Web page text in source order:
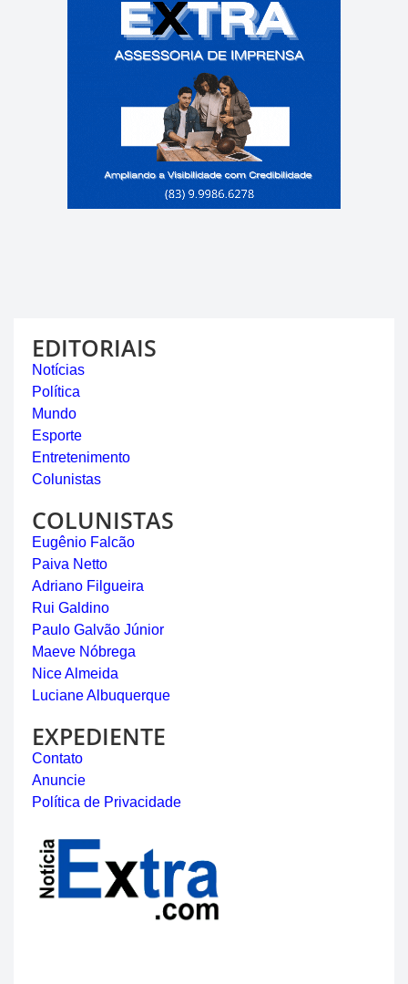
EDITORIAIS
Notícias
Política
Mundo
Esporte
Entretenimento
Colunistas
COLUNISTAS
Eugênio Falcão
Paiva Netto
Adriano Filgueira
Rui Galdino
Paulo Galvão Júnior
Maeve Nóbrega
Nice Almeida
Luciane Albuquerque
EXPEDIENTE
Contato
Anuncie
Política de Privacidade